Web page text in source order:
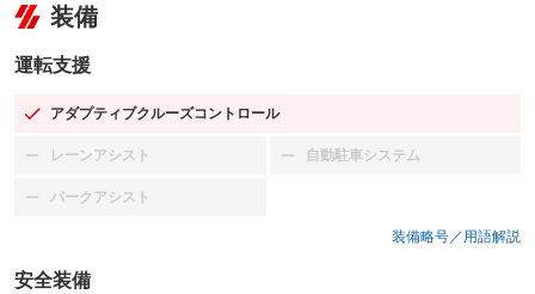
装備
運転支援
アダプティブクルーズコントロール
：装備あり
レーンアシスト
：装備なし 自動駐車システム
：装備なし
パークアシスト
：装備なし
装備略号／用語解説
安全装備